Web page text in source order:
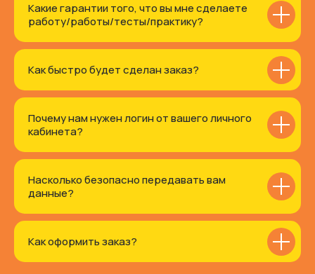
Какие гарантии того, что вы мне сделаете
работу/работы/тесты/практику?
Как быстро будет сделан заказ?
Почему нам нужен логин от вашего личного
кабинета?
Насколько безопасно передавать вам
данные?
Как оформить заказ?